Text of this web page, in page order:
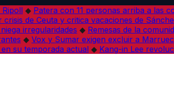
◆ Patera con 11 personas arriba a las
de Ceuta y critica vacaciones de
irregularidades ◆ Remesas de la
◆ Vox y Sumar exigen excluir a
su temporada actual ◆ Kang-in Lee